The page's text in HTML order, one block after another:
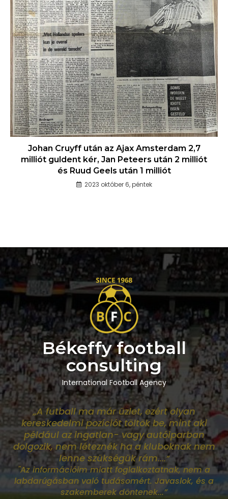
Johan Cruyff után az Ajax Amsterdam 2,7
milliót guldent kér, Jan Peteers után 2 milliót
és Ruud Geels után 1 milliót
2023 október 6, péntek
Békeffy football
consulting
International Football Agency
„A futball ma már üzlet, ezért olyan
kereskedelmi pozíciót töltök be, mint aki
például az ingatlan- vagy autóiparban
dolgozik, nem léteznék ha a kluboknak nem
lenne szükségük rám....”
"Az információim miatt foglalkoztatnak, nem a
labdarúgásban való tudásomért. Javaslok, és a
szakemberek döntenek...”